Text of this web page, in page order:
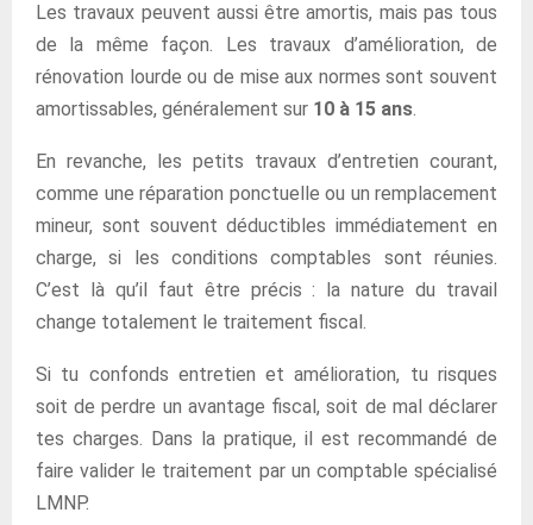
Les travaux peuvent aussi être amortis, mais pas tous
de la même façon. Les travaux d’amélioration, de
rénovation lourde ou de mise aux normes sont souvent
amortissables, généralement sur 10 à 15 ans.
En revanche, les petits travaux d’entretien courant,
comme une réparation ponctuelle ou un remplacement
mineur, sont souvent déductibles immédiatement en
charge, si les conditions comptables sont réunies.
C’est là qu’il faut être précis : la nature du travail
change totalement le traitement fiscal.
Si tu confonds entretien et amélioration, tu risques
soit de perdre un avantage fiscal, soit de mal déclarer
tes charges. Dans la pratique, il est recommandé de
faire valider le traitement par un comptable spécialisé
LMNP.